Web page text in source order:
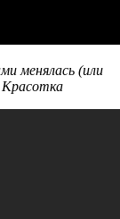
менялась (или
Красотка